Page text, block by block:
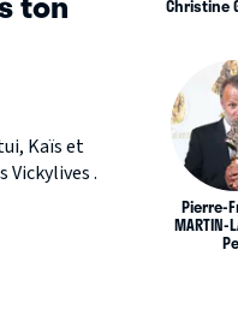
Kaïs et
Vickylives .
Christine
Pierre-
MARTIN-